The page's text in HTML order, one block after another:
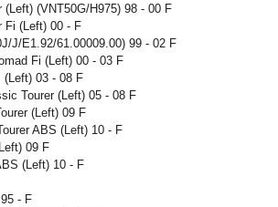
(Left) (VNT50G/H975) 98 - 00 F
Fi (Left) 00 - F
J/E1.92/61.00009.00) 99 - 02 F
Fi (Left) 00 - 03 F
(Left) 03 - 08 F
Tourer (Left) 05 - 08 F
(Left) 09 F
ABS (Left) 10 - F
09 F
(Left) 10 - F
- F